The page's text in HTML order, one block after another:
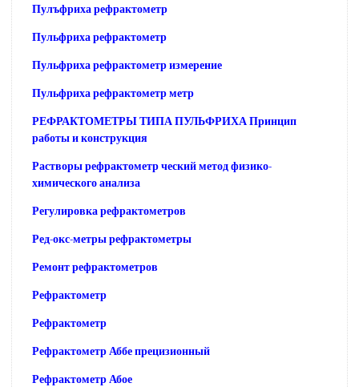
Пулъфриха рефрактометр
Пульфриха рефрактометр
Пульфриха рефрактометр измерение
Пульфриха рефрактометр метр
РЕФРАКТОМЕТРЫ ТИПА ПУЛЬФРИХА Принцип
работы и конструкция
Растворы рефрактометр ческий метод физико-
химического анализа
Регулировка рефрактометров
Ред-окс-метры рефрактометры
Ремонт рефрактометров
Рефрактометр
Рефрактометр
Рефрактометр Аббе прецизионный
Рефрактометр Абое